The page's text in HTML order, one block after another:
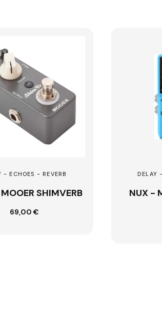
DELAY - ECHOES - REVERB
NUX - MODCORE-DLX-